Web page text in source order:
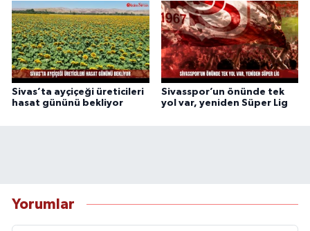
Sivas’ta ayçiçeği üreticileri
hasat gününü bekliyor
Sivasspor’un önünde tek
yol var, yeniden Süper Lig
Yorumlar